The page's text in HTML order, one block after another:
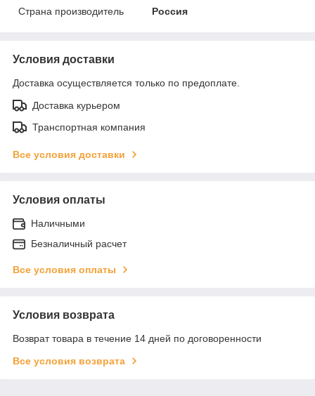
Страна производитель
Россия
Условия доставки
Доставка осуществляется только по предоплате.
Доставка курьером
Транспортная компания
Все условия доставки
Условия оплаты
Наличными
Безналичный расчет
Все условия оплаты
Условия возврата
Возврат товара в течение 14 дней по договоренности
Все условия возврата